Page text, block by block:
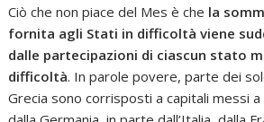
Ciò che non piace del Mes è che la
fornita agli Stati in difficoltà viene
dalle partecipazioni di ciascun stato
difficoltà. In parole povere, parte dei
Grecia sono corrisposti a capitali messi